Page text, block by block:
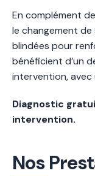
En complément
le changement
blindées pour
bénéficient d’un
intervention,
Diagnostic
intervention.
Nos